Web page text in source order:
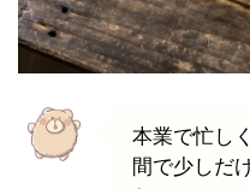
本業で忙し
間で少しだ